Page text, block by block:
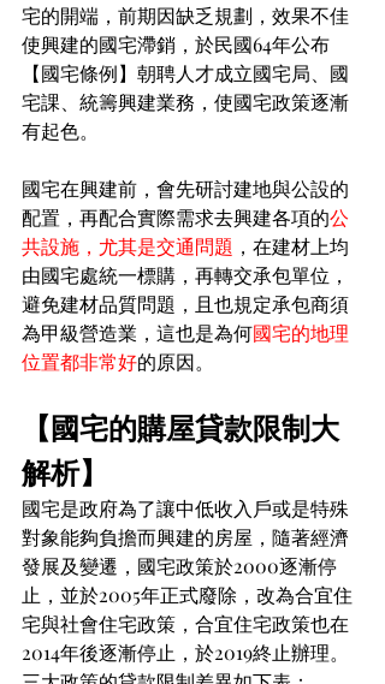
宅的開端，前期因缺乏規劃，效果不佳
使興建的國宅滯銷，於民國64年公布
【國宅條例】朝聘人才成立國宅局、國
宅課、統籌興建業務，使國宅政策逐漸
有起色。
國宅在興建前，會先研討建地與公設的
配置，再配合實際需求去興建各項的公
共設施，尤其是交通問題 ，在建材上均
由國宅處統一標購，再轉交承包單位，
避免建材品質問題，且也規定承包商須
為甲級營造業，這也是為何國宅的地理
位置都非常好的原因。
【國宅的購屋貸款限制大
解析】
國宅是政府為了讓中低收入戶或是特殊
對象能夠負擔而興建的房屋，隨著經濟
發展及變遷，國宅政策於2000逐漸停
止，並於2005年正式廢除，改為合宜住
宅與社會住宅政策，合宜住宅政策也在
2014年後逐漸停止，於2019終止辦理。